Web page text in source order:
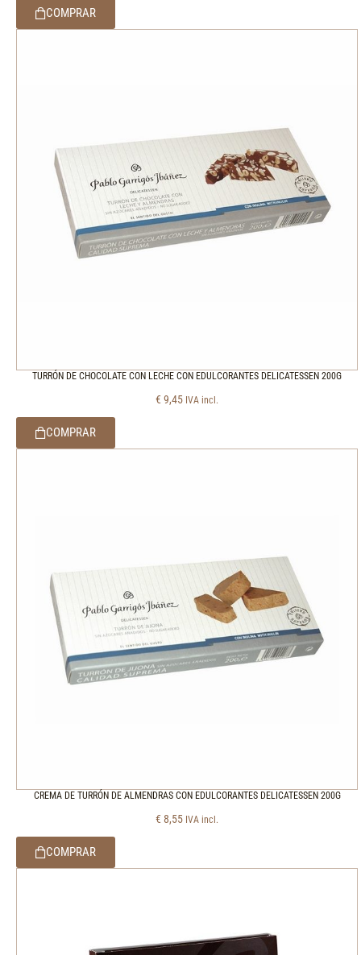
COMPRAR
TURRÓN DE CHOCOLATE CON LECHE CON EDULCORANTES DELICATESSEN 200G
€ 9,45 IVA incl.
COMPRAR
CREMA DE TURRÓN DE ALMENDRAS CON EDULCORANTES DELICATESSEN 200G
€ 8,55 IVA incl.
COMPRAR